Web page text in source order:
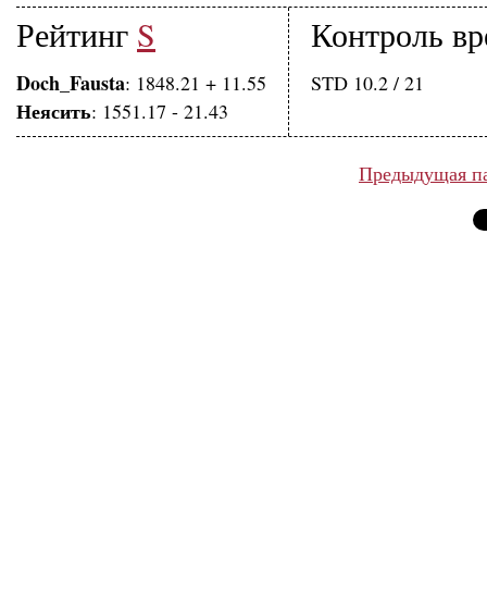
Рейтинг S
Doch_Fausta: 1848.21 + 11.55
Неясить: 1551.17 - 21.43
Контроль
STD 10.2 / 21
Предыдущая